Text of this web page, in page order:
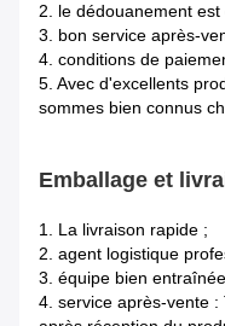
2. le dédouanement est
3. bon service après-
4. conditions de
5. Avec d'excellents
sommes bien connus
Emballage et
1. La livraison rapide ;
2. agent logistique
3. équipe bien
4. service après-vente :